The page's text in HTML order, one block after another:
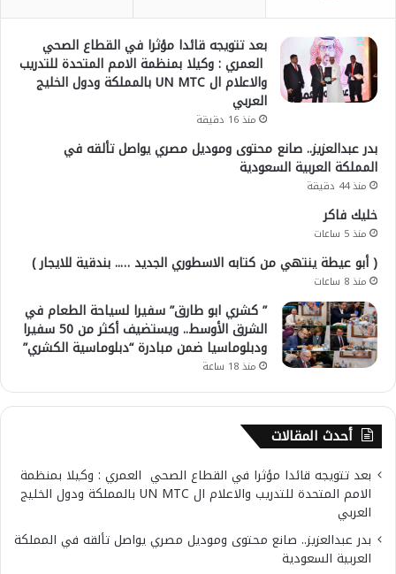
بعد تتويجه قائدا مؤثرا في القطاع الصحي
العمري : وكيلا بمنظمة الامم المتحدة للتدريب
والاعلام ال UN MTC بالمملكة ودول الخليج
العربي
منذ 16 دقيقة
بدر عبدالعزيز.. صانع محتوى وموديل مصري يواصل تألقه في
المملكة العربية السعودية
منذ 44 دقيقة
خليك فاكر
منذ 5 ساعات
( أبو عيطة ينتهي من كتابه الاسطوري الجديد ….. بندقية للايجار )
منذ 8 ساعات
” كشري ابو طارق” سفيرا لسياحة الطعام في
الشرق الأوسط.. ويستضيف أكثر من 50 سفيرا
ودبلوماسيا ضمن مبادرة “دبلوماسية الكشري”
منذ 18 ساعة
أحدث المقالات
بعد تتويجه قائدا مؤثرا في القطاع الصحي العمري : وكيلا بمنظمة
الامم المتحدة للتدريب والاعلام ال UN MTC بالمملكة ودول الخليج
العربي
بدر عبدالعزيز.. صانع محتوى وموديل مصري يواصل تألقه في المملكة
العربية السعودية